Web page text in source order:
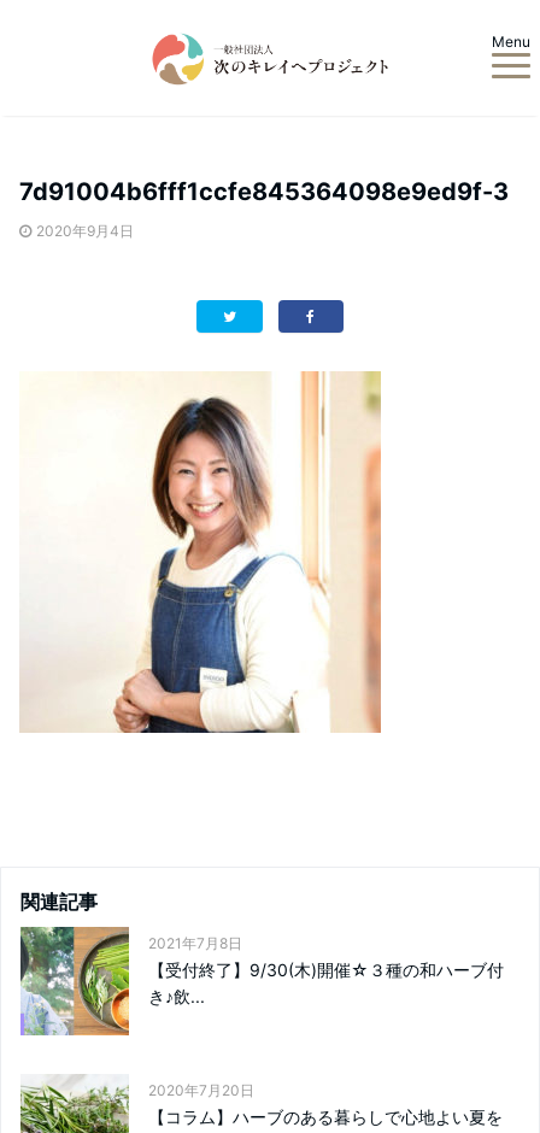
Menu
7d91004b6fff1ccfe845364098e9ed9f-3
2020年9月4日
関連記事
2021年7月8日
【受付終了】9/30(木)開催☆３種の和ハーブ付
き♪飲...
2020年7月20日
【コラム】ハーブのある暮らしで心地よい夏を